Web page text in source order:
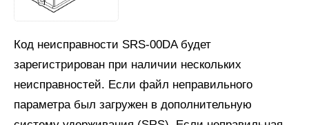
Код неисправности SRS-00DA будет
зарегистрирован при наличии нескольких
неисправностей. Если файл неправильного
параметра был загружен в дополнительную